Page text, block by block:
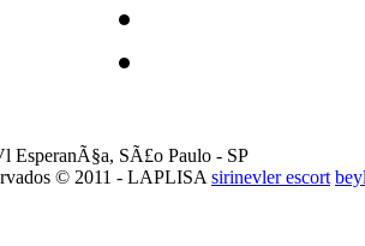
EsperanÃ§a, SÃ£o Paulo - SP
© 2011 - LAPLISA sirinevler escort